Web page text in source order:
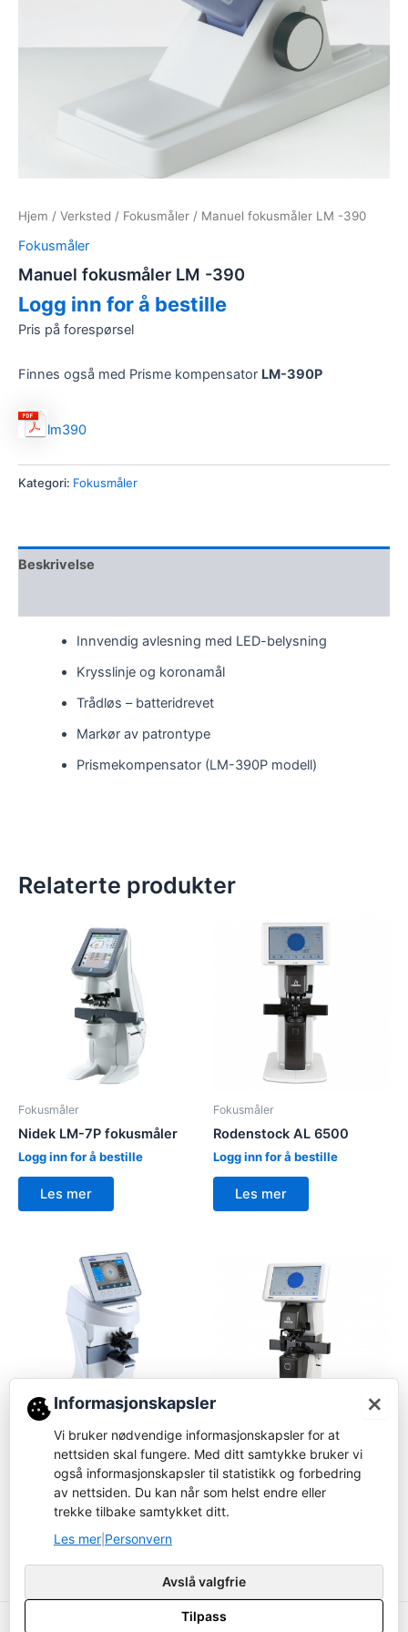
Hjem / Verksted / Fokusmåler / Manuel fokusmåler LM -390
Fokusmåler
Manuel fokusmåler LM -390
Logg inn for å bestille
Pris på forespørsel
Finnes også med Prisme kompensator LM-390P
lm390
Kategori: Fokusmåler
Beskrivelse
Innvendig avlesning med LED-belysning
Krysslinje og koronamål
Trådløs – batteridrevet
Markør av patrontype
Prismekompensator (LM-390P modell)
Relaterte produkter
Fokusmåler
Nidek LM-7P fokusmåler
Logg inn for å bestille
Les mer
Fokusmåler
Rodenstock AL 6500
Logg inn for å bestille
Les mer
Reichert – LensChek Plus
Logg inn for å bestille
Les mer
Fokusmåler
Rodenstock AL 6700 PD
Logg inn for å bestille
×
Informasjonskapsler
Vi bruker nødvendige informasjonskapsler for at
nettsiden skal fungere. Med ditt samtykke bruker vi
også informasjonskapsler til statistikk og forbedring
av nettsiden. Du kan når som helst endre eller
trekke tilbake samtykket ditt.
Les mer Personvern
Avslå valgfrie
Tilpass